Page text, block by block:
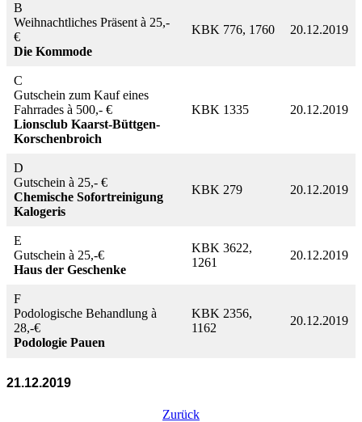
B
Weihnachtliches Präsent à 25,-
€
Die Kommode
KBK 776, 1760 20.12.2019
C
Gutschein zum Kauf eines
Fahrrades à 500,- €
Lionsclub Kaarst-Büttgen-
Korschenbroich
KBK 1335 20.12.2019
D
Gutschein à 25,- €
Chemische Sofortreinigung
Kalogeris
KBK 279 20.12.2019
E
Gutschein à 25,-€
Haus der Geschenke
KBK 3622,
1261
20.12.2019
F
Podologische Behandlung à
28,-€
Podologie Pauen
KBK 2356,
1162
20.12.2019
21.12.2019
Zurück